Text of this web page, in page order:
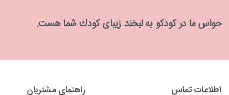
حواس ما در كودكو به لبخند زیبای كودك شما هست.
اطلاعات تماس راهنمای مشتریان